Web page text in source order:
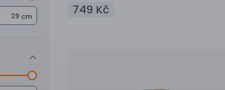
cm 749 Kč